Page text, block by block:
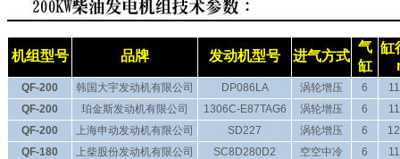
机组型号 品牌 发动机型号 进气方式
气
缸
缸
QF-200 韩国大宇发动机有限公司 DP086LA 涡轮增压 6
QF-200
珀金斯发动机有限公司 1306C-E87TAG6 涡轮增压 6
QF-200
上海申动发动机有限公司 SD227 涡轮增压 6
QF-180
上柴股份发动机有限公司 SC8D280D2 空空中冷 6